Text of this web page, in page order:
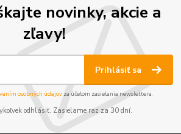
novinky, akcie a
zľavy!
Prihlásiť sa
osobných údajov za účelom zasielania newslettera.
odhlásiť. Zasielame raz za 30 dní.